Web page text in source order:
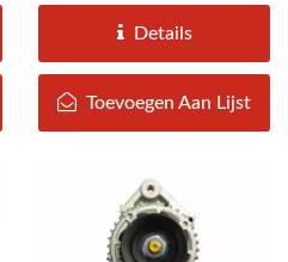
geassembleerd...
Details
Toevoegen Aan Lijst